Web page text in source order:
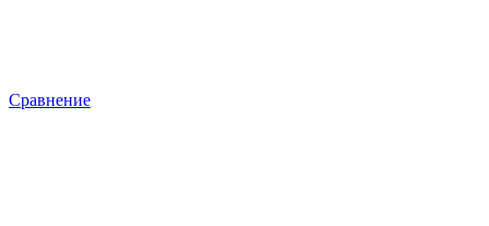
Сравнение